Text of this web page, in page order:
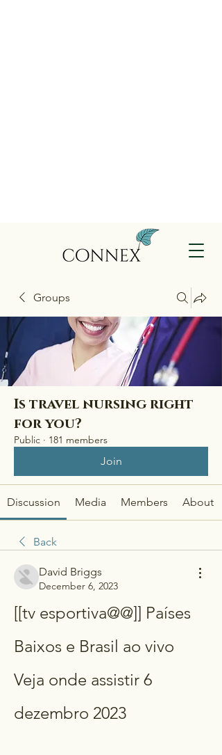
Groups
Is travel nursing right
for you?
Public · 181 members
Join
Discussion Media Members About
Back
David Briggs
December 6, 2023
[[tv esportiva@@]] Países
Baixos e Brasil ao vivo
Veja onde assistir 6
dezembro 2023